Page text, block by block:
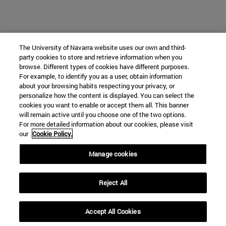
The University of Navarra website uses our own and third-
party cookies to store and retrieve information when you
browse. Different types of cookies have different purposes.
For example, to identify you as a user, obtain information
about your browsing habits respecting your privacy, or
personalize how the content is displayed. You can select the
cookies you want to enable or accept them all. This banner
will remain active until you choose one of the two options.
For more detailed information about our cookies, please visit
our Cookie Policy.
Manage cookies
Reject All
Accept All Cookies